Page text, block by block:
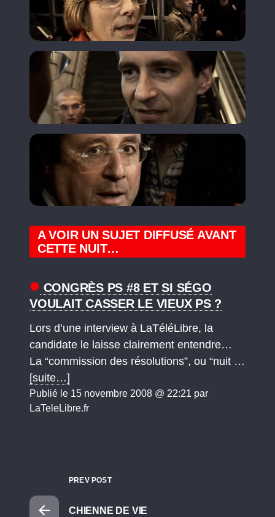
A VOIR UN SUJET DIFFUSÉ AVANT
CETTE NUIT…
CONGRÈS PS #8 ET SI SÉGO
VOULAIT CASSER LE VIEUX PS ?
Lors d’une interview à LaTéléLibre, la
candidate le laisse clairement entendre…
La “commission des résolutions”, ou “nuit …
[suite…]
Publié le 15 novembre 2008 @ 22:21 par
LaTeleLibre.fr
PREV POST
CHIENNE DE VIE